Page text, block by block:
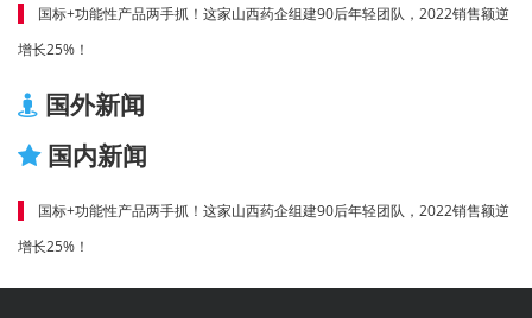
国标+功能性产品两手抓！这家山西药企组建90后年轻团队，2022销售额逆
增长25%！
国外新闻
国内新闻
国标+功能性产品两手抓！这家山西药企组建90后年轻团队，2022销售额逆
增长25%！